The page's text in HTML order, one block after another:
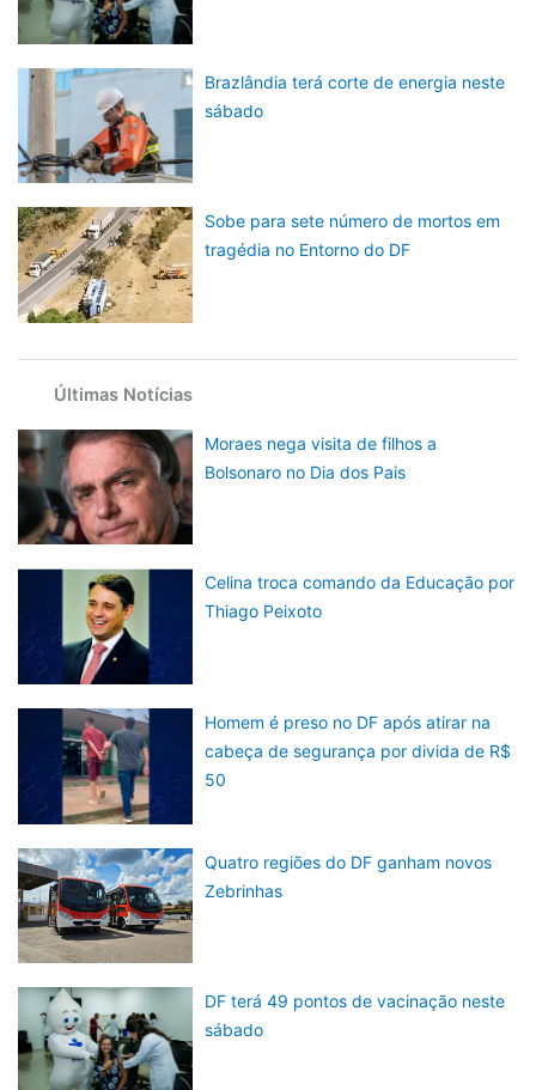
Brazlândia terá corte de energia neste
sábado
Sobe para sete número de mortos em
tragédia no Entorno do DF
Últimas Notícias
Moraes nega visita de filhos a
Bolsonaro no Dia dos Pais
Celina troca comando da Educação por
Thiago Peixoto
Homem é preso no DF após atirar na
cabeça de segurança por divida de R$
50
Quatro regiões do DF ganham novos
Zebrinhas
DF terá 49 pontos de vacinação neste
sábado